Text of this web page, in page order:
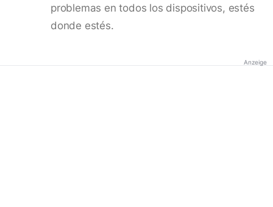
problemas en todos los dispositivos, estés
donde estés.
Anzeige